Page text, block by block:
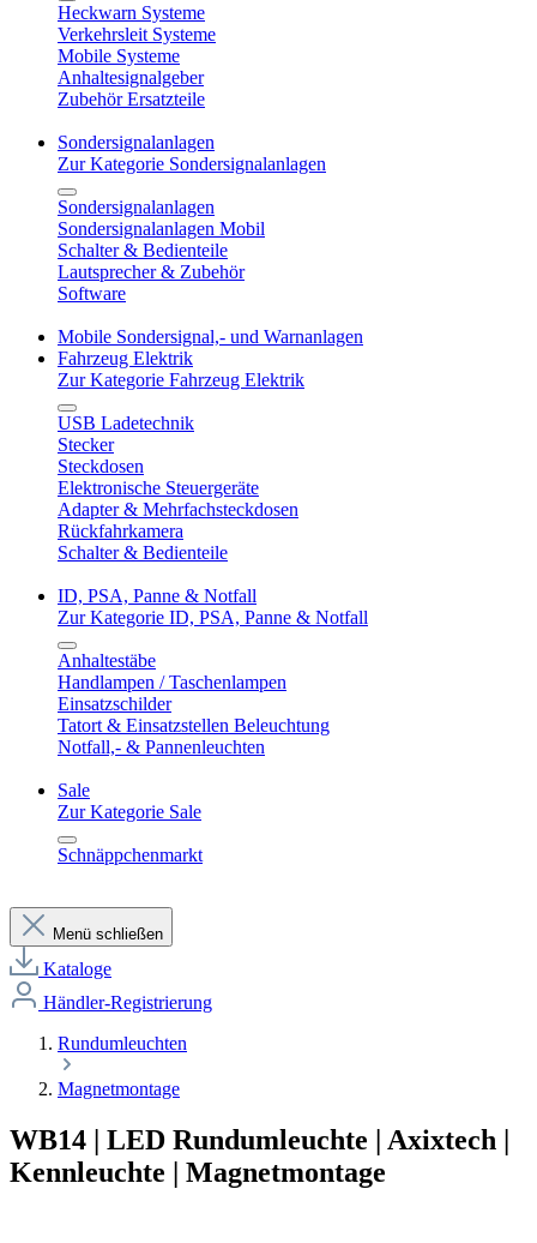
Heckwarn Systeme
Verkehrsleit Systeme
Mobile Systeme
Anhaltesignalgeber
Zubehör Ersatzteile
Sondersignalanlagen
Zur Kategorie Sondersignalanlagen
Sondersignalanlagen
Sondersignalanlagen Mobil
Schalter & Bedienteile
Lautsprecher & Zubehör
Software
Mobile Sondersignal,- und Warnanlagen
Fahrzeug Elektrik
Zur Kategorie Fahrzeug Elektrik
USB Ladetechnik
Stecker
Steckdosen
Elektronische Steuergeräte
Adapter & Mehrfachsteckdosen
Rückfahrkamera
Schalter & Bedienteile
ID, PSA, Panne & Notfall
Zur Kategorie ID, PSA, Panne & Notfall
Anhaltestäbe
Handlampen / Taschenlampen
Einsatzschilder
Tatort & Einsatzstellen Beleuchtung
Notfall,- & Pannenleuchten
Sale
Zur Kategorie Sale
Schnäppchenmarkt
Menü schließen
Kataloge
Händler-Registrierung
Rundumleuchten
Magnetmontage
WB14 | LED Rundumleuchte | Axixtech |
Kennleuchte | Magnetmontage